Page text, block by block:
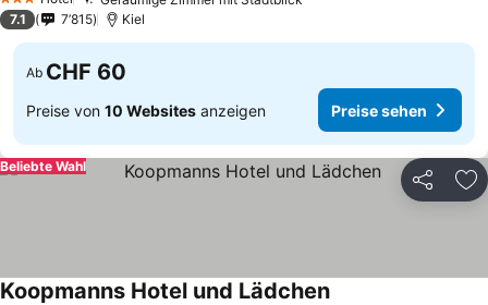
3 Sterne
7.1 7’815 Kiel
Ab CHF 60
Preise von 10 Websites anzeigen Preise sehen
Teilen
Beliebte Wahl
Koopmanns Hotel und Lädchen